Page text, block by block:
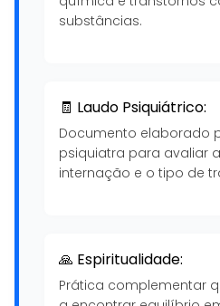
substâncias.
🧾 Laudo Psiquiátrico:
Documento elaborado
psiquiatra para avaliar
internação e o tipo de
🙏 Espiritualidade:
Prática complementar